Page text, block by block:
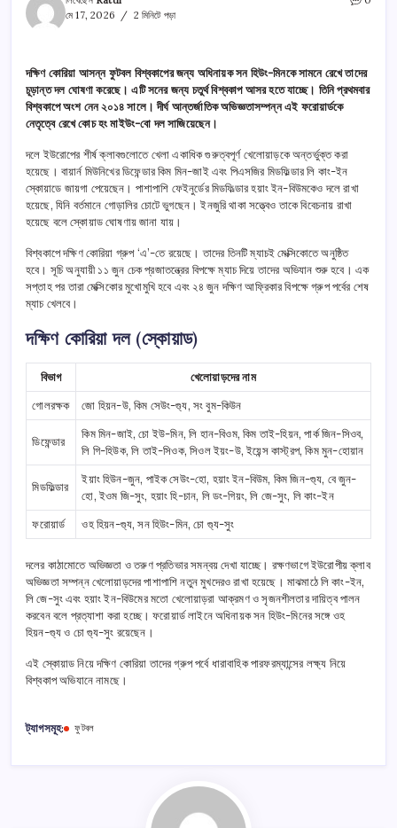
মে 17, 2026
2 মিনিটে পড়া
দক্ষিণ কোরিয়া আসন্ন ফুটবল বিশ্বকাপের জন্য অধিনায়ক সন হিউং-মিনকে সামনে রেখে তাদের
চূড়ান্ত দল ঘোষণা করেছে। এটি সনের জন্য চতুর্থ বিশ্বকাপ আসর হতে যাচ্ছে। তিনি প্রথমবার
বিশ্বকাপে অংশ নেন ২০১৪ সালে। দীর্ঘ আন্তর্জাতিক অভিজ্ঞতাসম্পন্ন এই ফরোয়ার্ডকে
নেতৃত্বে রেখে কোচ হং মাইউং-বো দল সাজিয়েছেন।
দলে ইউরোপের শীর্ষ ক্লাবগুলোতে খেলা একাধিক গুরুত্বপূর্ণ খেলোয়াড়কে অন্তর্ভুক্ত করা
হয়েছে। বায়ার্ন মিউনিখের ডিফেন্ডার কিম মিন-জাই এবং পিএসজির মিডফিল্ডার লি কাং-ইন
স্কোয়াডে জায়গা পেয়েছেন। পাশাপাশি ফেইনুর্ডের মিডফিল্ডার হয়াং ইন-বিউমকেও দলে রাখা
হয়েছে, যিনি বর্তমানে গোড়ালির চোটে ভুগছেন। ইনজুরি থাকা সত্ত্বেও তাকে বিবেচনায় রাখা
হয়েছে বলে স্কোয়াড ঘোষণায় জানা যায়।
বিশ্বকাপে দক্ষিণ কোরিয়া গ্রুপ ‘এ’-তে রয়েছে। তাদের তিনটি ম্যাচই মেক্সিকোতে অনুষ্ঠিত
হবে। সূচি অনুযায়ী ১১ জুন চেক প্রজাতন্ত্রের বিপক্ষে ম্যাচ দিয়ে তাদের অভিযান শুরু হবে। এক
সপ্তাহ পর তারা মেক্সিকোর মুখোমুখি হবে এবং ২৪ জুন দক্ষিণ আফ্রিকার বিপক্ষে গ্রুপ পর্বের শেষ
ম্যাচ খেলবে।
দক্ষিণ কোরিয়া দল (স্কোয়াড)
বিভাগ
খেলোয়াড়দের নাম
গোলরক্ষক
জো হিয়ন-উ, কিম সেউং-গ্যু, সং বুম-কিউন
ডিফেন্ডার
কিম মিন-জাই, চো ইউ-মিন, লি হান-বিওম, কিম তাই-হিয়ন, পার্ক জিন-সিওব,
লি গি-হিউক, লি তাই-সিওক, সিওল ইয়ং-উ, ইয়েন্স কাস্ট্রপ, কিম মুন-হোয়ান
মিডফিল্ডার
ইয়াং হিউন-জুন, পাইক সেউং-হো, হয়াং ইন-বিউম, কিম জিন-গ্যু, বে জুন-
হো, ইওম জি-সুং, হয়াং হি-চান, লি ডং-গিয়ং, লি জে-সুং, লি কাং-ইন
ফরোয়ার্ড
ওহ হিয়ন-গ্যু, সন হিউং-মিন, চো গ্যু-সুং
দলের কাঠামোতে অভিজ্ঞতা ও তরুণ প্রতিভার সমন্বয় দেখা যাচ্ছে। রক্ষণভাগে ইউরোপীয় ক্লাব
অভিজ্ঞতা সম্পন্ন খেলোয়াড়দের পাশাপাশি নতুন মুখদেরও রাখা হয়েছে। মাঝমাঠে লি কাং-ইন,
লি জে-সুং এবং হয়াং ইন-বিউমের মতো খেলোয়াড়রা আক্রমণ ও সৃজনশীলতার দায়িত্ব পালন
করবেন বলে প্রত্যাশা করা হচ্ছে। ফরোয়ার্ড লাইনে অধিনায়ক সন হিউং-মিনের সঙ্গে ওহ
হিয়ন-গ্যু ও চো গ্যু-সুং রয়েছেন।
এই স্কোয়াড নিয়ে দক্ষিণ কোরিয়া তাদের গ্রুপ পর্বে ধারাবাহিক পারফরম্যান্সের লক্ষ্য নিয়ে
বিশ্বকাপ অভিযানে নামছে।
ট্যাগসমূহ: ফুটবল